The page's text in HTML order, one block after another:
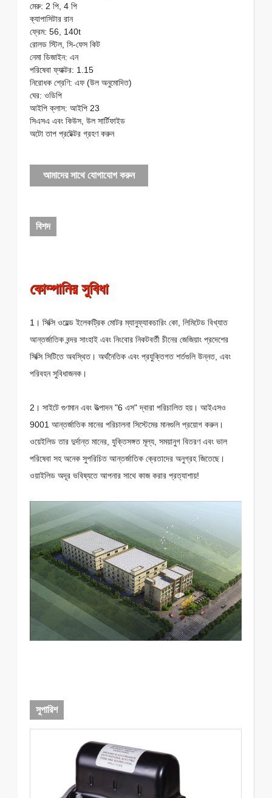
মেরু: 2 পি, 4 পি
ক্যাপাসিটার রান
ফ্রেম: 56, 140t
রোলড স্টিল, সি-ফেস কিট
নেমা ডিজাইন: এন
পরিষেবা ফ্যাক্টর: 1.15
নিরোধক শ্রেণি: এফ (উল অনুমোদিত)
ঘের: ওডিপি
আইপি ক্লাস: আইপি 23
সিএসএ এবং কিউস, উল সার্টিফাইড
অটো তাপ প্রটেক্টর গ্রহণ করুন
আমাদের সাথে যোগাযোগ করুন
বিশদ
কোম্পানির সুবিধা
1। সিক্সি ওয়েল্ড ইলেকট্রিক মোটর ম্যানুফ্যাকচারিং কো, লিমিটেড বিখ্যাত
আন্তর্জাতিক বন্দর সাংহাই এবং নিংবোর নিকটবর্তী চীনের জেজিয়াং প্রদেশের
সিক্সি সিটিতে অবস্থিত। অর্থনৈতিক এবং প্রযুক্তিগত শর্তগুলি উন্নত, এবং
পরিবহন সুবিধাজনক।
2। সাইটে গুণমান এবং উত্পাদন "6 এস" দ্বারা পরিচালিত হয়। আইএসও
9001 আন্তর্জাতিক মানের পরিচালনা সিস্টেমের মানগুলি প্রয়োগ করুন।
ওয়েইলিড তার দুর্দান্ত মানের, যুক্তিসঙ্গত মূল্য, সময়ানুগ বিতরণ এবং ভাল
পরিষেবা সহ অনেক সুপরিচিত আন্তর্জাতিক ক্রেতাদের অনুগ্রহ জিতেছে।
ওয়াইলিড অদূর ভবিষ্যতে আপনার সাথে কাজ করার প্রত্যাশায়!
সুপারিশ